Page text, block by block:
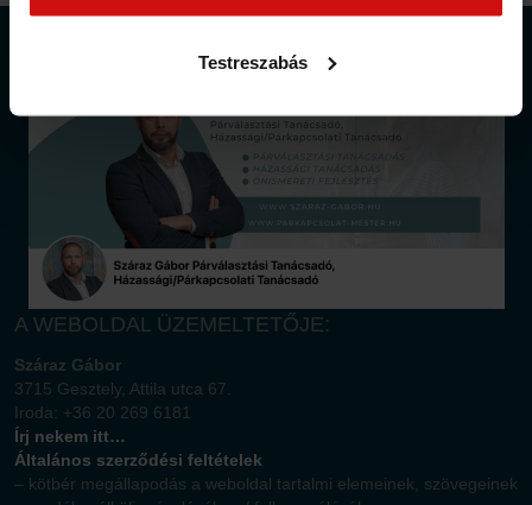
biztosíthatunk mi is látogatóinknak.
Testreszabás
A WEBOLDAL ÜZEMELTETŐJE:
Száraz Gábor
3715 Gesztely, Attila utca 67.
Iroda: +36 20 269 6181
Írj nekem itt…
Általános szerződési feltételek
– kötbér megállapodás a weboldal tartalmi elemeinek, szövegeinek